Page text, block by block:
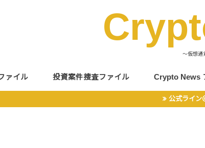
〜仮想通
ァイル 投資案件捜査ファイル Crypto News
公式ライン